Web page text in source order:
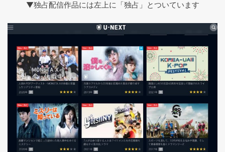
▼独占配信作品には左上に「独占」とついています